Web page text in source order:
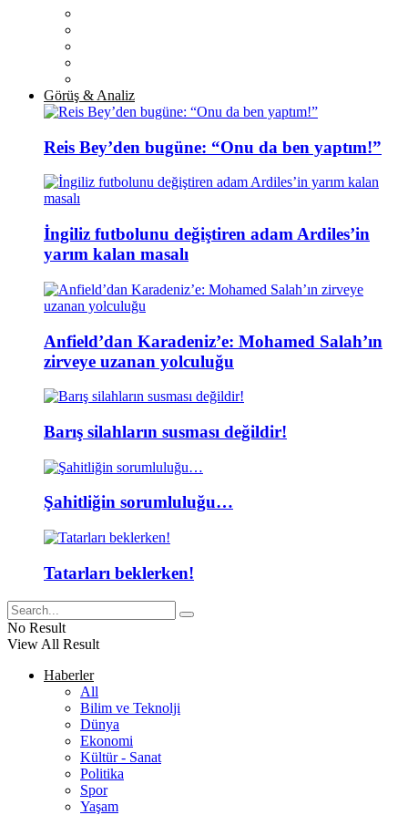
Görüş & Analiz
Reis Bey’den bugüne: “Onu da ben yaptım!”
İngiliz futbolunu değiştiren adam Ardiles’in
yarım kalan masalı
Anfield’dan Karadeniz’e: Mohamed Salah’ın
zirveye uzanan yolculuğu
Barış silahların susması değildir!
Şahitliğin sorumluluğu…
Tatarları beklerken!
No Result
View All Result
Haberler
All
Bilim ve Teknolji
Dünya
Ekonomi
Kültür - Sanat
Politika
Spor
Yaşam